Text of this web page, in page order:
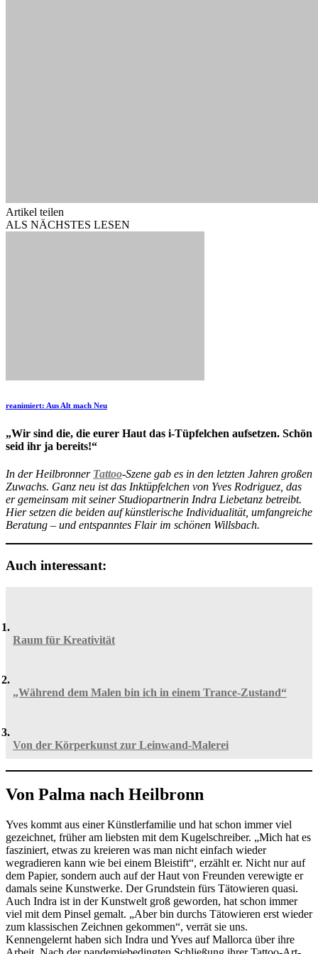
Artikel teilen
ALS NÄCHSTES LESEN
reanimiert: Aus Alt mach Neu
„Wir sind die, die eurer Haut das i-Tüpfelchen aufsetzen. Schön
seid ihr ja bereits!“
In der Heilbronner Tattoo-Szene gab es in den letzten Jahren großen
Zuwachs. Ganz neu ist das Inktüpfelchen von Yves Rodriguez, das
er gemeinsam mit seiner Studiopartnerin Indra Liebetanz betreibt.
Hier setzen die beiden auf künstlerische Individualität, umfangreiche
Beratung – und entspanntes Flair im schönen Willsbach.
Auch interessant:
Raum für Kreativität
„Während dem Malen bin ich in einem Trance-Zustand“
Von der Körperkunst zur Leinwand-Malerei
Von Palma nach Heilbronn
Yves kommt aus einer Künstlerfamilie und hat schon immer viel
gezeichnet, früher am liebsten mit dem Kugelschreiber. „Mich hat es
fasziniert, etwas zu kreieren was man nicht einfach wieder
wegradieren kann wie bei einem Bleistift“, erzählt er. Nicht nur auf
dem Papier, sondern auch auf der Haut von Freunden verewigte er
damals seine Kunstwerke. Der Grundstein fürs Tätowieren quasi.
Auch Indra ist in der Kunstwelt groß geworden, hat schon immer
viel mit dem Pinsel gemalt. „Aber bin durchs Tätowieren erst wieder
zum klassischen Zeichnen gekommen“, verrät sie uns.
Kennengelernt haben sich Indra und Yves auf Mallorca über ihre